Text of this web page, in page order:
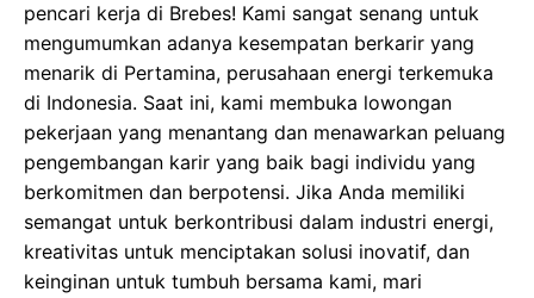
pencari kerja di Brebes! Kami sangat senang untuk
mengumumkan adanya kesempatan berkarir yang
menarik di Pertamina, perusahaan energi terkemuka
di Indonesia. Saat ini, kami membuka lowongan
pekerjaan yang menantang dan menawarkan peluang
pengembangan karir yang baik bagi individu yang
berkomitmen dan berpotensi. Jika Anda memiliki
semangat untuk berkontribusi dalam industri energi,
kreativitas untuk menciptakan solusi inovatif, dan
keinginan untuk tumbuh bersama kami, mari